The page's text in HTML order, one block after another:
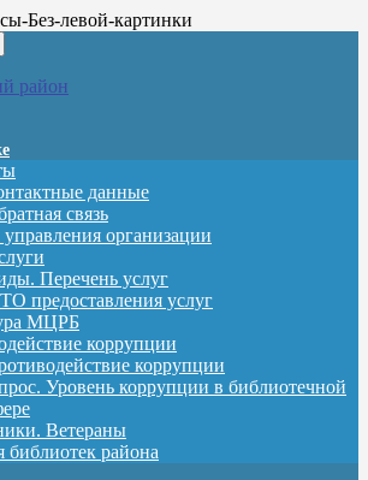
район
данные
связь
организации
Перечень услуг
предоставления услуг
МЦРБ
коррупции
коррупции
Уровень коррупции в библиотечной
Ветераны
библиотек района